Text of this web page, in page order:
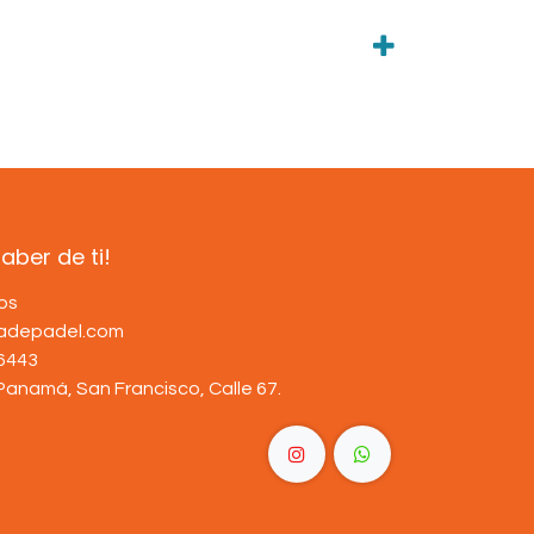
de ti!
San Francisco, Calle 67